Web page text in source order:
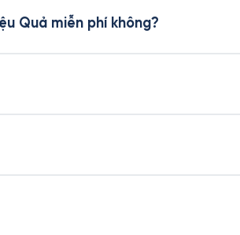
Quả miễn phí không?